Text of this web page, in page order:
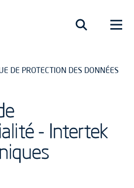
DE PROTECTION DES DONNÉES
- Intertek